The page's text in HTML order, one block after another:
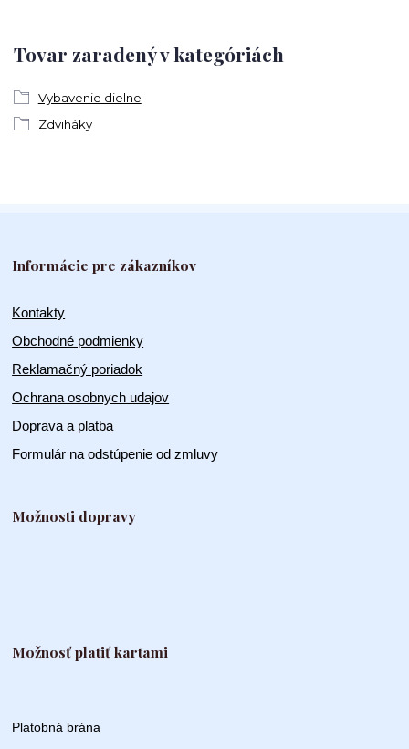
Tovar zaradený v kategóriách
Vybavenie dielne
Zdviháky
Informácie pre zákazníkov
Kontakty
Obchodné podmienky
Reklamačný poriadok
Ochrana osobnych udajov
Doprava a platba
Formulár na odstúpenie od zmluvy
Možnosti dopravy
Možnosť platiť kartami
Platobná brána